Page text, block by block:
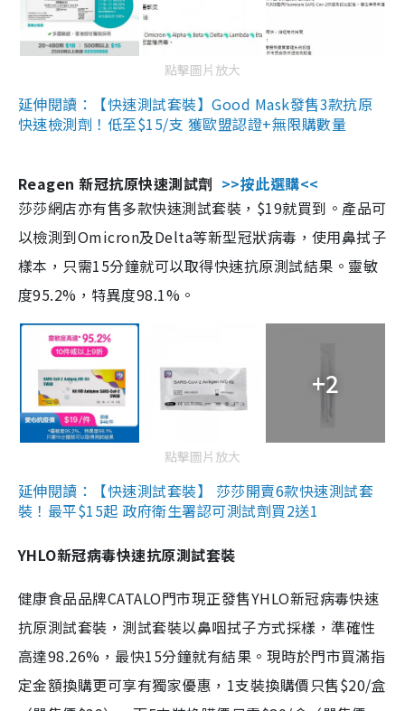
點擊圖片放大
延伸閱讀：【快速測試套裝】Good Mask發售3款抗原
快速檢測劑！低至$15/支 獲歐盟認證+無限購數量
Reagen 新冠抗原快速測試劑 >>按此選購<<
莎莎網店亦有售多款快速測試套裝，$19就買到。產品可
以檢測到Omicron及Delta等新型冠狀病毒，使用鼻拭子
樣本，只需15分鐘就可以取得快速抗原測試結果。靈敏
度95.2%，特異度98.1%。
+2
點擊圖片放大
延伸閱讀：【快速測試套裝】 莎莎開賣6款快速測試套
裝！最平$15起 政府衛生署認可測試劑買2送1
YHLO新冠病毒快速抗原測試套裝
健康食品品牌CATALO門市現正發售YHLO新冠病毒快速
抗原測試套裝，測試套裝以鼻咽拭子方式採樣，準確性
高達98.26%，最快15分鐘就有結果。現時於門市買滿指
定金額換購更可享有獨家優惠，1支裝換購價只售$20/盒